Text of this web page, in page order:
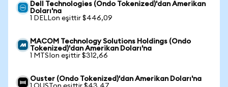
Dell Technologies (Ondo Tokenized)'dan Amerikan
Doları'na
1 DELLon eşittir $446,09
MACOM Technology Solutions Holdings (Ondo
Tokenized)'dan Amerikan Doları'na
1 MTSIon eşittir $312,66
Ouster (Ondo Tokenized)'dan Amerikan Doları'na